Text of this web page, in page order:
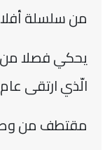
من سلسلة
يحكي فصلا
الّذي ارتقى عام 1989.
مقتطف من